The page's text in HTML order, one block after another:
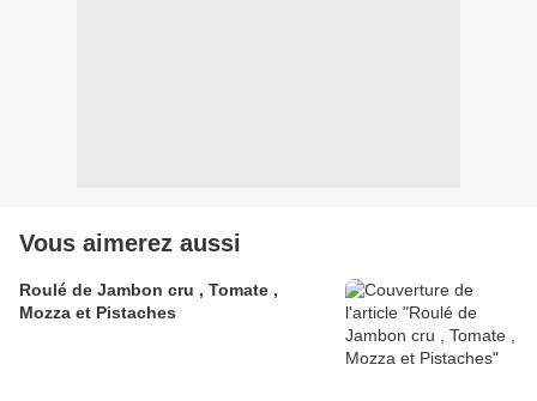
Vous aimerez aussi
Roulé de Jambon cru , Tomate ,
Mozza et Pistaches